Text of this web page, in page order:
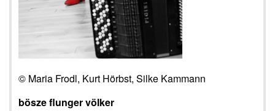
© Maria Frodl, Kurt Hörbst, Silke Kammann
bösze flunger völker